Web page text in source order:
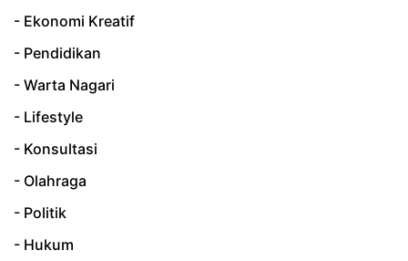
- Ekonomi Kreatif
- Pendidikan
- Warta Nagari
- Lifestyle
- Konsultasi
- Olahraga
- Politik
- Hukum